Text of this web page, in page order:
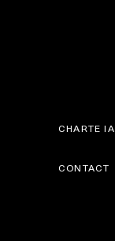
CHARTE IA
CONTACT